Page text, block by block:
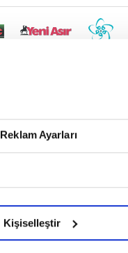
Reklam Ayarları
Kişiselleştir